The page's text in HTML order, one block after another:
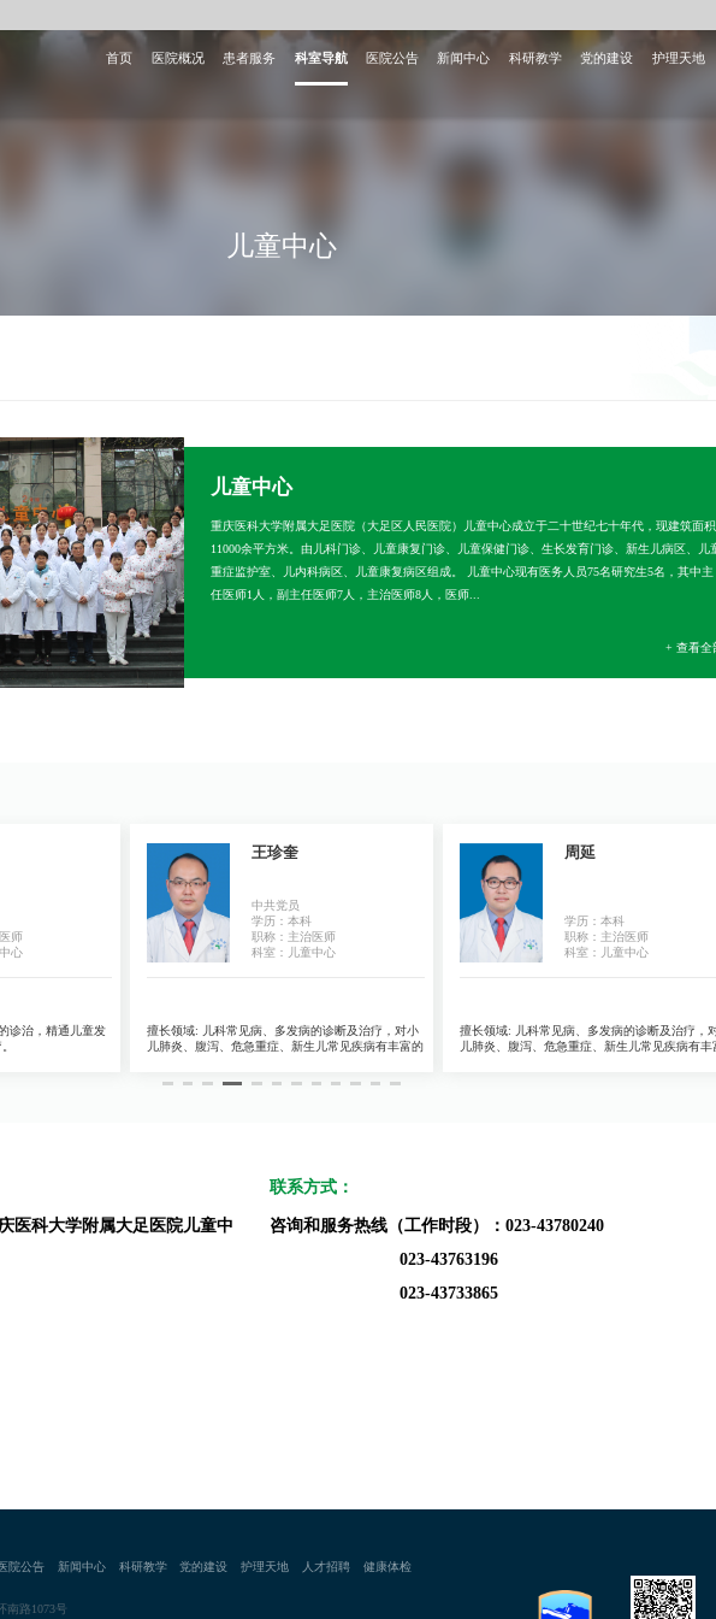
首页 医院概况 患者服务 科室导航 医院公告 新闻中心 科研教学 党的建设 护理天地
儿童中心
儿童中心
重庆医科大学附属大足医院（大足区人民医院）儿童中心成立于二十世纪七十年代，现建筑面积
11000余平方米。由儿科门诊、儿童康复门诊、儿童保健门诊、生长发育门诊、新生儿病区、儿
重症监护室、儿内科病区、儿童康复病区组成。 儿童中心现有医务人员75名研究生5名，其中主
任医师1人，副主任医师7人，主治医师8人，医师...
+ 查看全
师
心
诊治，精通儿童发
王珍奎
中共党员
学历：本科
职称：主治医师
科室：儿童中心
擅长领域: 儿科常见病、多发病的诊断及治疗，对小
儿肺炎、腹泻、危急重症、新生儿常见疾病有丰富的
周延
学历：本科
职称：主治医师
科室：儿童中心
擅长领域: 儿科常见病、多发病的诊断及治疗，
儿肺炎、腹泻、危急重症、新生儿常见疾病有丰
医科大学附属大足医院儿童中
联系方式：
咨询和服务热线（工作时段） ： 023-43780240
023-43763196
023-43733865
院公告 新闻中心 科研教学 党的建设 护理天地 人才招聘 健康体检
南路1073号